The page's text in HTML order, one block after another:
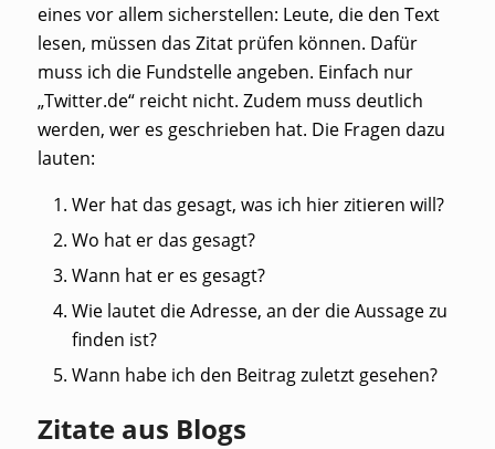
eines vor allem sicherstellen: Leute, die den Text
lesen, müssen das Zitat prüfen können. Dafür
muss ich die Fundstelle angeben. Einfach nur
„Twitter.de“ reicht nicht. Zudem muss deutlich
werden, wer es geschrieben hat. Die Fragen dazu
lauten:
Wer hat das gesagt, was ich hier zitieren will?
Wo hat er das gesagt?
Wann hat er es gesagt?
Wie lautet die Adresse, an der die Aussage zu
finden ist?
Wann habe ich den Beitrag zuletzt gesehen?
Zitate aus Blogs